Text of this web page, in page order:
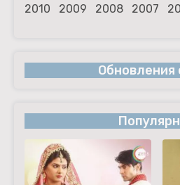
2010
2009 2008 2007
Обновления